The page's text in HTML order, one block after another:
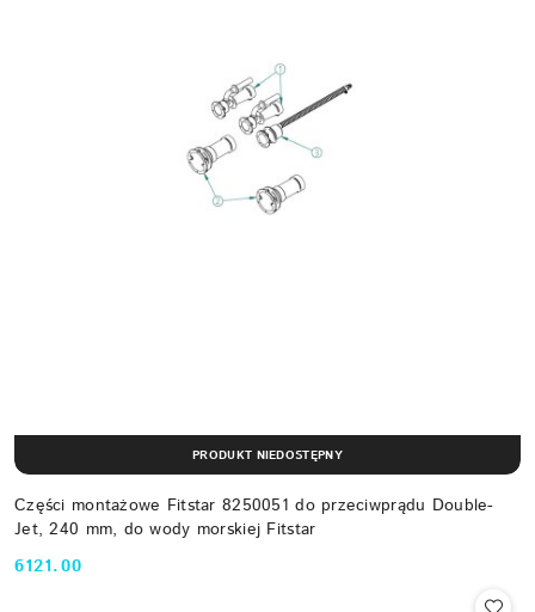
Części montażowe Fitstar 8250051 do przeciwprądu Double-
Jet, 240 mm, do wody morskiej Fitstar
Cena:
6121.00
PRODUKT NIEDOSTĘPNY